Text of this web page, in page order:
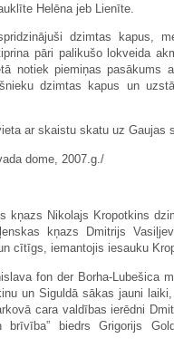
Helēna jeb Lienīte.
dzimtas kapus,
pāri palikušo lokveida
notiek piemiņas pasākums
dzimtas kapus un
ar skaistu skatu uz Gaujas
dome, 2007.g./
kņazs Nikolajs Kropotkins
kņazs Dmitrijs
cītīgs, iemantojis iesauku
fon der Borha-Lubešica
un Siguldā sākas jauni
cara valdības ierēdni
biedrs Grigorijs